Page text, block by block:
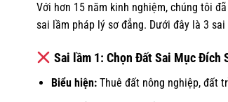
Với hơn 15 năm kinh nghiệm, chúng tôi
sai lầm pháp lý sơ đẳng. Dưới đây là 3
Sai lầm 1: Chọn Đất Sai Mục Đích
Biểu hiện:Thuê đất nông nghiệp, đất